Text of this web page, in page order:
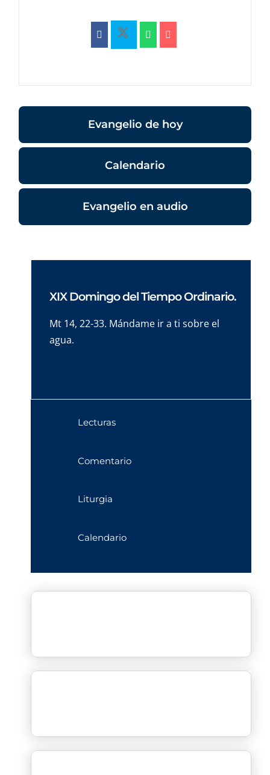
Evangelio de hoy
Calendario
Evangelio en audio
XIX Domingo del Tiempo Ordinario.
Mt 14, 22-33. Mándame ir a ti sobre el
agua.
Lecturas
Comentario
Liturgia
Calendario